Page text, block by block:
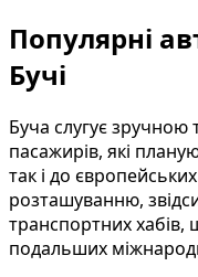
Популярні
Бучі
Буча слугує зручною
пасажирів, які
так і до
розташуванню,
транспортних
подальших